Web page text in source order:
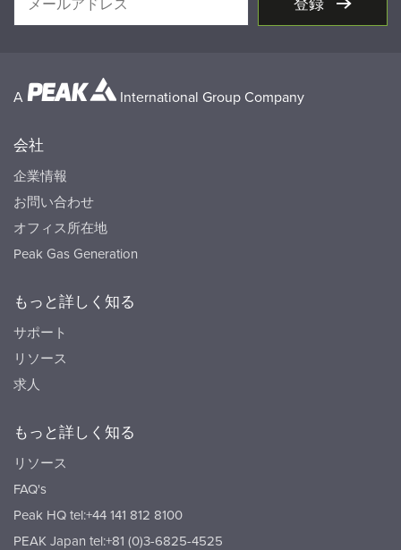
登録
A International Group Company
会社
企業情報
お問い合わせ
オフィス所在地
Peak Gas Generation
もっと詳しく知る
サポート
リソース
求人
もっと詳しく知る
リソース
FAQ's
Peak HQ tel:+44 141 812 8100
PEAK Japan tel:+81 (0)3-6825-4525